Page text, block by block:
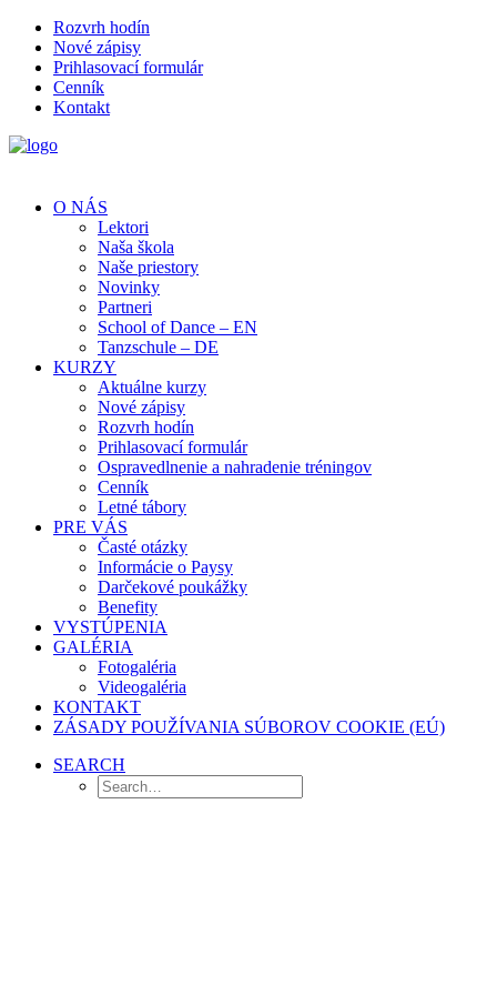
Rozvrh hodín
Nové zápisy
Prihlasovací formulár
Cenník
Kontakt
O NÁS
Lektori
Naša škola
Naše priestory
Novinky
Partneri
School of Dance – EN
Tanzschule – DE
KURZY
Aktuálne kurzy
Nové zápisy
Rozvrh hodín
Prihlasovací formulár
Ospravedlnenie a nahradenie tréningov
Cenník
Letné tábory
PRE VÁS
Časté otázky
Informácie o Paysy
Darčekové poukážky
Benefity
VYSTÚPENIA
GALÉRIA
Fotogaléria
Videogaléria
KONTAKT
ZÁSADY POUŽÍVANIA SÚBOROV COOKIE (EÚ)
SEARCH